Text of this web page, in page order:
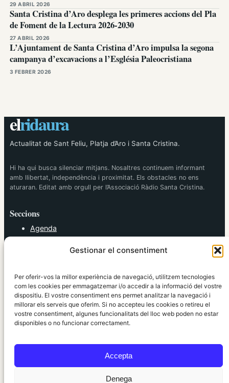
Gestionar el consentiment
Per oferir-vos la millor experiència de navegació, utilitzem tecnologies
com les cookies per emmagatzemar i/o accedir a la informació del vostre
dispositiu. El vostre consentiment ens permet analitzar la navegació i
millorar els serveis que oferim. Si no accepteu les cookies o retireu el
vostre consentiment, algunes funcionalitats del lloc web poden no estar
disponibles o no funcionar correctament.
Accepta
Denega
29 ABRIL 2026
Santa Cristina d’Aro desplega les primeres accions del Pla
de Foment de la Lectura 2026-2030
27 ABRIL 2026
L’Ajuntament de Santa Cristina d’Aro impulsa la segona
campanya d’excavacions a l’Església Paleocristiana
3 FEBRER 2026
elridaura
Actualitat de Sant Feliu, Platja d’Aro i Santa Cristina.
Hi ha qui busca silenciar mitjans. Nosaltres continuem informant
amb llibertat, independència i proximitat. Els obstacles no ens
aturaran. Editat amb orgull per l’Associació Ràdio Santa Cristina.
Seccions
Agenda
Cultura
Política
Societat
Tendències
elRidaura.com